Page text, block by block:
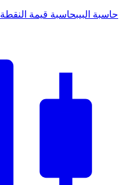
حاسبة البيبحاسبة قيمة النقطة